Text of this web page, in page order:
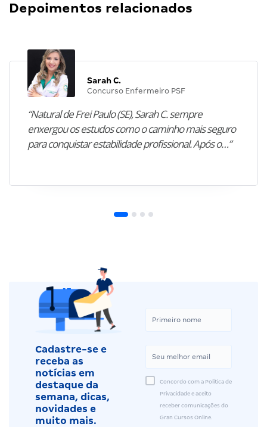
Depoimentos relacionados
Sarah C.
Concurso Enfermeiro PSF
“Natural de Frei Paulo (SE), Sarah C. sempre
enxergou os estudos como o caminho mais seguro
para conquistar estabilidade profissional. Após o…”
Cadastre-se e
receba as
notícias em
destaque da
semana, dicas,
novidades e
muito mais.
Concordo com a Política de
Privacidade e aceito
receber comunicações do
Gran Cursos Online.